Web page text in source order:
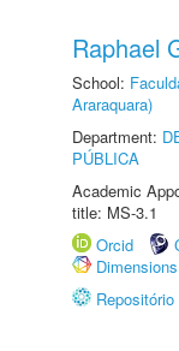
Raphael
School:
Araraquara)
Department:
PÚBLICA
Academic
title: MS-3.1
Orcid
Dimensions